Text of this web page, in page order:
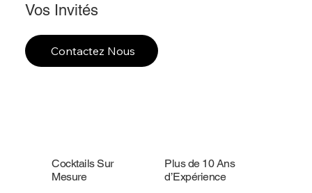
Vos Invités
Contactez Nous
Cocktails Sur
Mesure
Plus de 10 Ans
d’Expérience